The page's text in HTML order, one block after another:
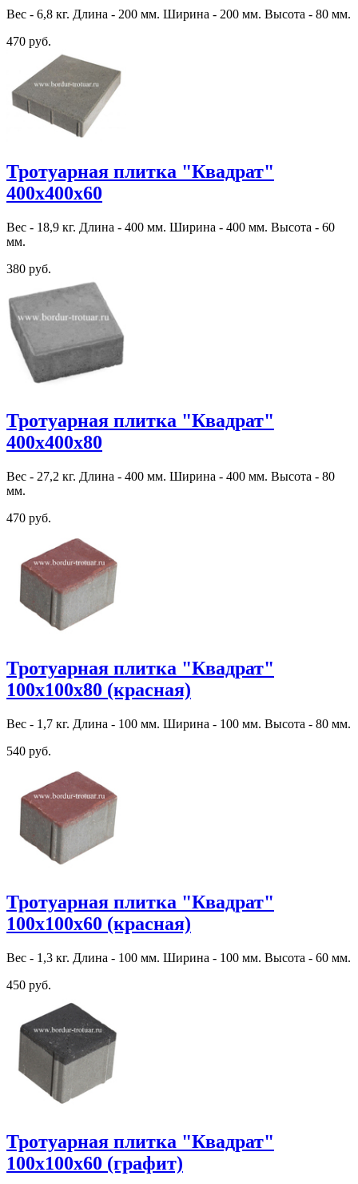
Вес - 6,8 кг. Длина - 200 мм. Ширина - 200 мм. Высота - 80 мм.
470 руб.
Тротуарная плитка "Квадрат"
400х400х60
Вес - 18,9 кг. Длина - 400 мм. Ширина - 400 мм. Высота - 60
мм.
380 руб.
Тротуарная плитка "Квадрат"
400х400х80
Вес - 27,2 кг. Длина - 400 мм. Ширина - 400 мм. Высота - 80
мм.
470 руб.
Тротуарная плитка "Квадрат"
100х100х80 (красная)
Вес - 1,7 кг. Длина - 100 мм. Ширина - 100 мм. Высота - 80 мм.
540 руб.
Тротуарная плитка "Квадрат"
100х100х60 (красная)
Вес - 1,3 кг. Длина - 100 мм. Ширина - 100 мм. Высота - 60 мм.
450 руб.
Тротуарная плитка "Квадрат"
100х100х60 (графит)